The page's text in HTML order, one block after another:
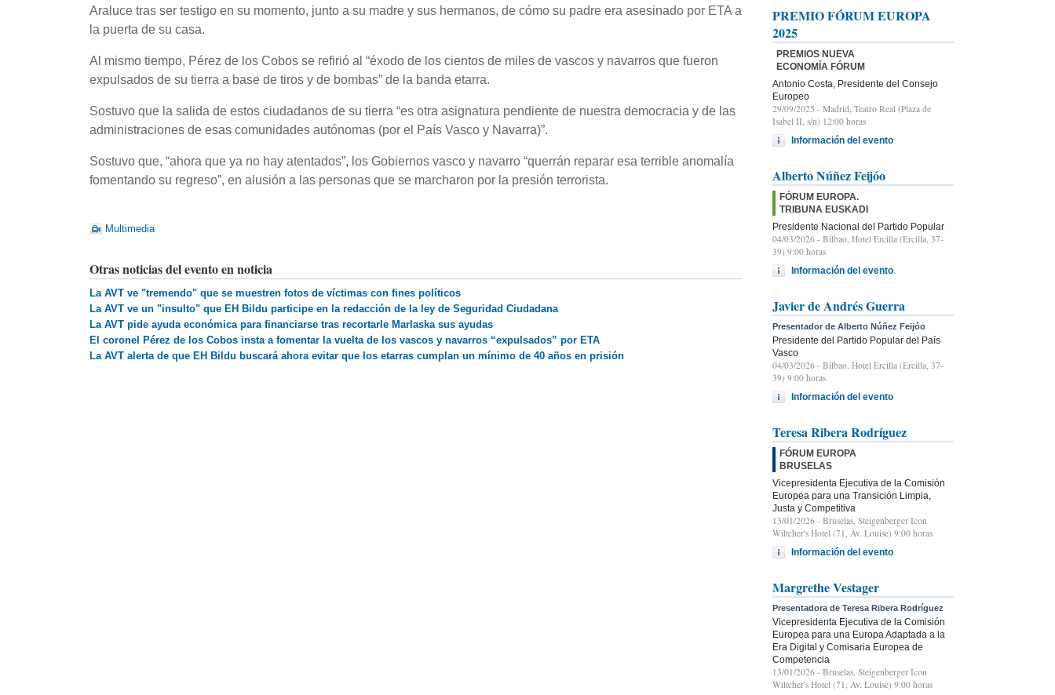
Araluce tras ser testigo en su momento, junto a su madre y sus hermanos, de cómo su padre era asesinado por ETA a
la puerta de su casa.
Al mismo tiempo, Pérez de los Cobos se refirió al “éxodo de los cientos de miles de vascos y navarros que fueron
expulsados de su tierra a base de tiros y de bombas” de la banda etarra.
Sostuvo que la salida de estos ciudadanos de su tierra “es otra asignatura pendiente de nuestra democracia y de las
administraciones de esas comunidades autónomas (por el País Vasco y Navarra)”.
Sostuvo que, “ahora que ya no hay atentados”, los Gobiernos vasco y navarro “querrán reparar esa terrible anomalía
fomentando su regreso”, en alusión a las personas que se marcharon por la presión terrorista.
Multimedia
Otras noticias del evento en noticia
La AVT ve "tremendo" que se muestren fotos de víctimas con fines políticos
La AVT ve un "insulto" que EH Bildu participe en la redacción de la ley de Seguridad Ciudadana
La AVT pide ayuda económica para financiarse tras recortarle Marlaska sus ayudas
El coronel Pérez de los Cobos insta a fomentar la vuelta de los vascos y navarros “expulsados” por ETA
La AVT alerta de que EH Bildu buscará ahora evitar que los etarras cumplan un mínimo de 40 años en prisión
PREMIO FÓRUM EUROPA
2025
PREMIOS NUEVA
ECONOMÍA FÓRUM
Antonio Costa, Presidente del Consejo
Europeo
29/09/2025 - Madrid, Teatro Real (Plaza de
Isabel II, s/n) 12:00 horas
Información del evento
Alberto Núñez Feijóo
FÓRUM EUROPA.
TRIBUNA EUSKADI
Presidente Nacional del Partido Popular
04/03/2026 - Bilbao, Hotel Ercilla (Ercilla, 37-
39) 9:00 horas
Información del evento
Javier de Andrés Guerra
Presentador de Alberto Núñez Feijóo
Presidente del Partido Popular del País
Vasco
04/03/2026 - Bilbao, Hotel Ercilla (Ercilla, 37-
39) 9:00 horas
Información del evento
Teresa Ribera Rodríguez
FÓRUM EUROPA
BRUSELAS
Vicepresidenta Ejecutiva de la Comisión
Europea para una Transición Limpia,
Justa y Competitiva
13/01/2026 - Bruselas, Steigenberger Icon
Wiltcher's Hotel (71, Av. Louise) 9:00 horas
Información del evento
Margrethe Vestager
Presentadora de Teresa Ribera Rodríguez
Vicepresidenta Ejecutiva de la Comisión
Europea para una Europa Adaptada a la
Era Digital y Comisaria Europea de
Competencia
13/01/2026 - Bruselas, Steigenberger Icon
Wiltcher's Hotel (71, Av. Louise) 9:00 horas